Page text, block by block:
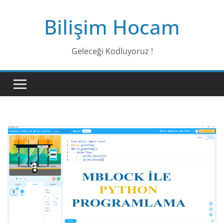
Bilişim Hocam
Geleceği Kodluyoruz !